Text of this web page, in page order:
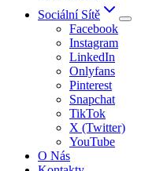
Sociální Sítě
Facebook
Instagram
LinkedIn
Onlyfans
Pinterest
Snapchat
TikTok
X (Twitter)
YouTube
O Nás